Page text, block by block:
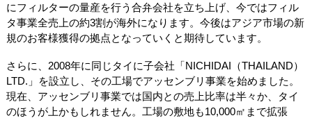
にフィルターの量産を行う合弁会社を立ち上げ、今ではフィル
タ事業全売上の約3割が海外になります。今後はアジア市場の新
規のお客様獲得の拠点となっていくと期待しています。
さらに、2008年に同じタイに子会社「NICHIDAI（THAILAND）
LTD.」を設立し、その工場でアッセンブリ事業を始めました。
現在、アッセンブリ事業では国内との売上比率は半々か、タイ
のほうが上かもしれません。工場の敷地も10,000㎡まで拡張